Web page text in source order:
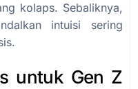
kolaps. Sebaliknya,
intuisi sering
untuk Gen Z